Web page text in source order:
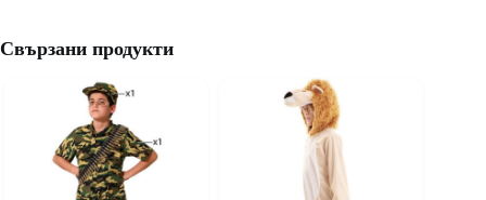
Свързани продукти